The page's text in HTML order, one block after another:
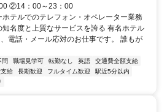
②14：00～23：00
テルでのテレフォン・オペレーター業務
名度と上質なサービスを誇る 有名ホテル
電話・メール応対のお仕事です。 誰もが
問 職場見学可 転勤なし 英語
交通費全額支給
給 長期歓迎 フルタイム歓迎
駅近5分以内